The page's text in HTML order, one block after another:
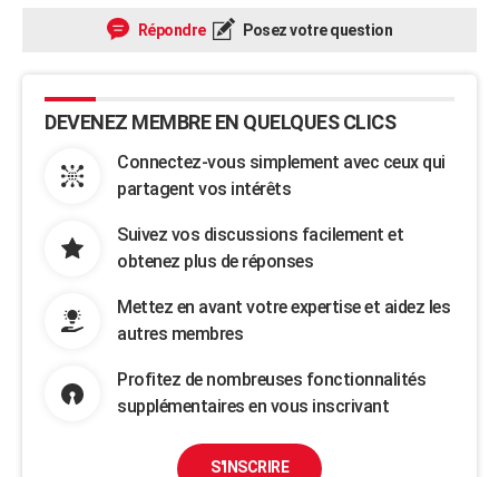
Répondre Posez votre question
DEVENEZ MEMBRE EN QUELQUES CLICS
Connectez-vous simplement avec ceux qui
partagent vos intérêts
Suivez vos discussions facilement et
obtenez plus de réponses
Mettez en avant votre expertise et aidez les
autres membres
Profitez de nombreuses fonctionnalités
supplémentaires en vous inscrivant
S'INSCRIRE